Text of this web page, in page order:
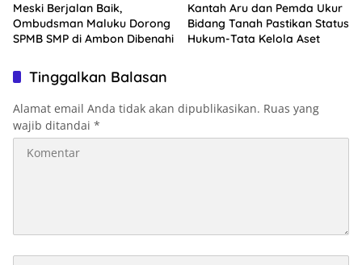
Meski Berjalan Baik,
Ombudsman Maluku Dorong
SPMB SMP di Ambon Dibenahi
Kantah Aru dan Pemda Ukur
Bidang Tanah Pastikan Status
Hukum-Tata Kelola Aset
Tinggalkan Balasan
Alamat email Anda tidak akan dipublikasikan. Ruas yang
wajib ditandai *